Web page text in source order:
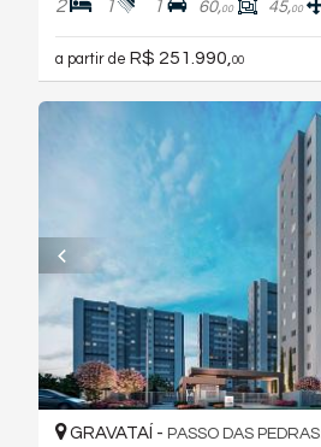
2 1 1 60,00 45,00
a partir de R$ 251.990, 00
GRAVATAÍ - PASSO DAS PEDRAS